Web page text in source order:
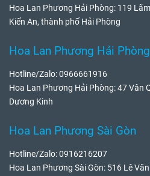
Hoa Lan Phương Hải Phòng: 119
Kiến An, thành phố Hải Phòng
Hoa Lan Phương Hải Phòng
Hotline/Zalo: 0966661916
Hoa Lan Phương Hải Phòng: 47 Vân
Dương Kinh
Hoa Lan Phương Sài Gòn
Hotline/Zalo: 0916216207
Hoa Lan Phương Sài Gòn: 516 Lê